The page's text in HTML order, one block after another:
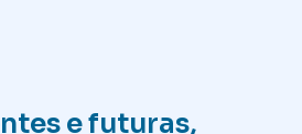
e futuras,